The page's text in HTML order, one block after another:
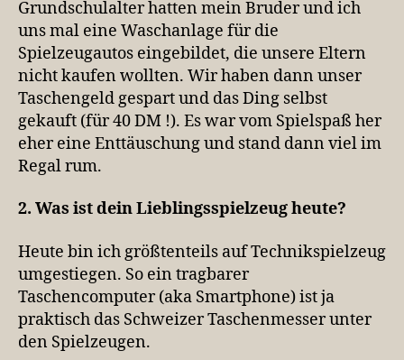
Grundschulalter hatten mein Bruder und ich
uns mal eine Waschanlage für die
Spielzeugautos eingebildet, die unsere Eltern
nicht kaufen wollten. Wir haben dann unser
Taschengeld gespart und das Ding selbst
gekauft (für 40 DM !). Es war vom Spielspaß her
eher eine Enttäuschung und stand dann viel im
Regal rum.
2. Was ist dein Lieblingsspielzeug heute?
Heute bin ich größtenteils auf Technikspielzeug
umgestiegen. So ein tragbarer
Taschencomputer (aka Smartphone) ist ja
praktisch das Schweizer Taschenmesser unter
den Spielzeugen.